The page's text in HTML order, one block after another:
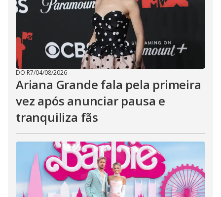
DO R7/04/08/2026
Ariana Grande fala pela primeira
vez após anunciar pausa e
tranquiliza fãs